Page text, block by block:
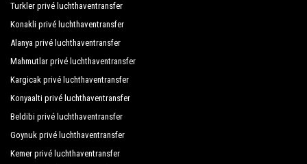
Gardenia Hotel
Glaros Hotel
Grand Bayar Beach Hotel
Grand Okan Hotel
Turkler privé luchthaventransfer
Konakli privé luchthaventransfer
Alanya privé luchthaventransfer
Mahmutlar privé luchthaventransfer
Kargicak privé luchthaventransfer
Konyaalti privé luchthaventransfer
Beldibi privé luchthaventransfer
Goynuk privé luchthaventransfer
Kemer privé luchthaventransfer